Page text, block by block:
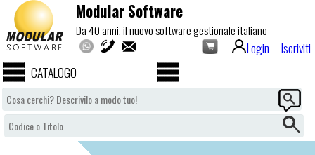
Modular Software
Da 40 anni, il nuovo software gestionale italiano
Login
Iscriviti
CATALOGO